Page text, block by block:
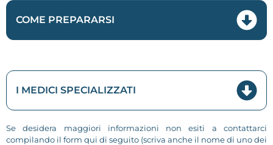
COME PREPARARSI
I MEDICI SPECIALIZZATI
Se desidera maggiori informazioni non esiti a contattarci
compilando il form qui di seguito (scriva anche il nome di uno dei